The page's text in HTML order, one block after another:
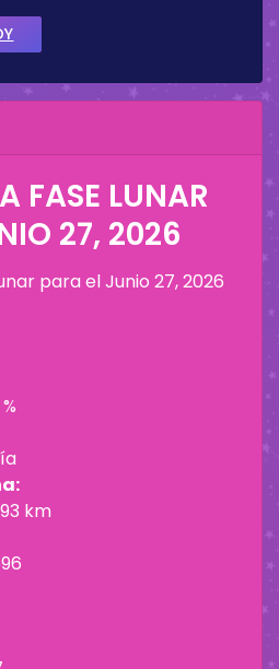
FASE LUNAR
27, 2026
para elJunio 27, 2026
km